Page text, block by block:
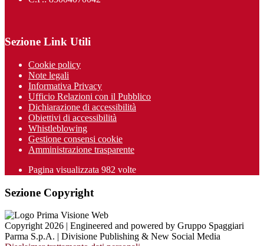
Sezione Link Utili
Cookie policy
Note legali
Informativa Privacy
Ufficio Relazioni con il Pubblico
Dichiarazione di accessibilità
Obiettivi di accessibilità
Whistleblowing
Gestione consensi cookie
Amministrazione trasparente
Pagina visualizzata 982 volte
Sezione Copyright
Copyright 2026 | Engineered and powered by Gruppo Spaggiari
Parma S.p.A. | Divisione Publishing & New Social Media